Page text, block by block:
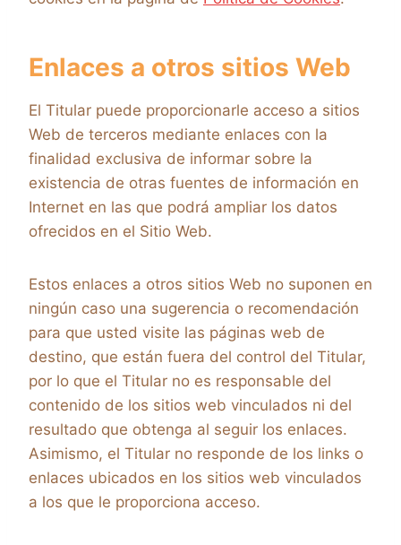
Enlaces a otros sitios Web
El Titular puede proporcionarle acceso a sitios
Web de terceros mediante enlaces con la
finalidad exclusiva de informar sobre la
existencia de otras fuentes de información en
Internet en las que podrá ampliar los datos
ofrecidos en el Sitio Web.
Estos enlaces a otros sitios Web no suponen en
ningún caso una sugerencia o recomendación
para que usted visite las páginas web de
destino, que están fuera del control del Titular,
por lo que el Titular no es responsable del
contenido de los sitios web vinculados ni del
resultado que obtenga al seguir los enlaces.
Asimismo, el Titular no responde de los links o
enlaces ubicados en los sitios web vinculados
a los que le proporciona acceso.